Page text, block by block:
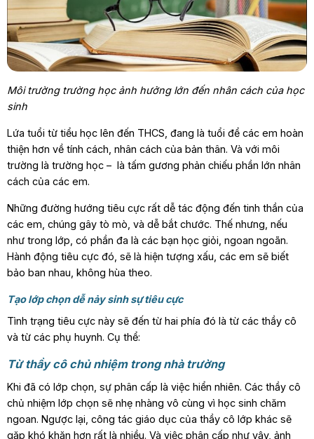
Môi trường trường học ảnh hưởng lớn đến nhân cách của học
sinh
Lứa tuổi từ tiểu học lên đến THCS, đang là tuổi để các em hoàn
thiện hơn về tính cách, nhân cách của bản thân. Và với môi
trường là trường học – là tấm gương phản chiếu phần lớn nhân
cách của các em.
Những đường hướng tiêu cực rất dễ tác động đến tinh thần của
các em, chúng gây tò mò, và dễ bắt chước. Thế nhưng, nếu
như trong lớp, có phần đa là các bạn học giỏi, ngoan ngoãn.
Hành động tiêu cực đó, sẽ là hiện tượng xấu, các em sẽ biết
bảo ban nhau, không hùa theo.
Tạo lớp chọn dễ nảy sinh sự tiêu cực
Tình trạng tiêu cực này sẽ đến từ hai phía đó là từ các thầy cô
và từ các phụ huynh. Cụ thể:
Từ thầy cô chủ nhiệm trong nhà trường
Khi đã có lớp chọn, sự phân cấp là việc hiển nhiên. Các thầy cô
chủ nhiệm lớp chọn sẽ nhẹ nhàng vô cùng vì học sinh chăm
ngoan. Ngược lại, công tác giáo dục của thầy cô lớp khác sẽ
gặp khó khăn hơn rất là nhiều. Và việc phân cấp như vậy, ảnh